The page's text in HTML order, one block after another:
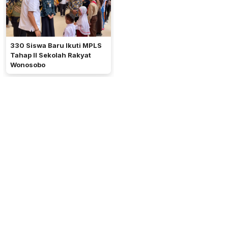
330 Siswa Baru Ikuti MPLS
Tahap II Sekolah Rakyat
Wonosobo